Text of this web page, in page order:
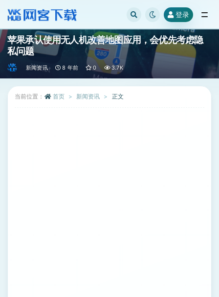
登录
苹果承认使用无人机改善地图应用，会优先考虑隐
私问题
新闻资讯 8 年前 0 3.7K
当前位置： 首页 新闻资讯 正文
全部